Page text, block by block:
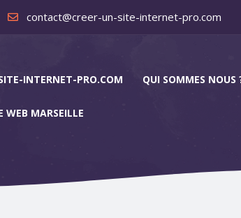
contact@creer-un-site-internet-pro.com
INTERNET-PRO.COM QUI SOMMES NOUS
WEB MARSEILLE